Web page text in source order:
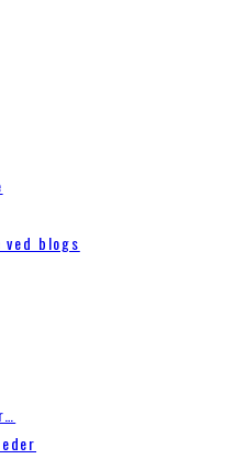
blogs